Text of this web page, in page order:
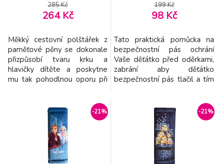
285 Kč
264 Kč
Měkký cestovní polštářek z
paměťové pěny se dokonale
přizpůsobí tvaru krku a
hlavičky dítěte a poskytne
mu tak pohodlnou oporu při
pračce. Složení: potah 100%
polyester, výplň 100%
polyuretanová pěna.
Rozměry: 20 x 23 x 6,5 cm
Vhodné pro děti od 12
199 Kč
98 Kč
Tato praktická pomůcka na
bezpečnostní pás ochrání
Vaše děťátko před oděrkami,
zabrání aby děťátko
bezpečnostní pás tlačil a tím
příjemného, měkkého plyše.
Lze jej prát v pračce.
Vlastnosti: - Vhodné pro děti
od narození - Jednoduché
připevnění na bezpečnostní
pás - Zajistí pohodlné c
-21% -21%